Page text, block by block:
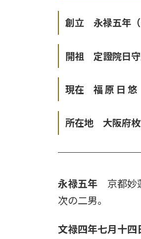
創立 永禄五年（
開祖 定證院日
現在 福 原 日 悠
所在地 大阪府
永禄五年 京都妙
次の二男。
文禄四年七月十四